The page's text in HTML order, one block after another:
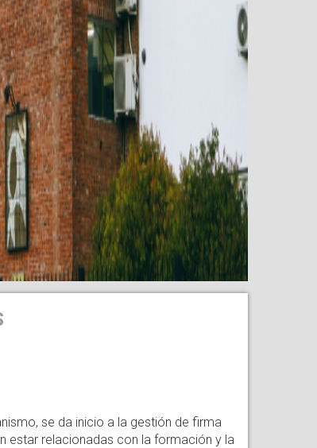
se da inicio a la gestión de firma
estar relacionadas con la formación y la